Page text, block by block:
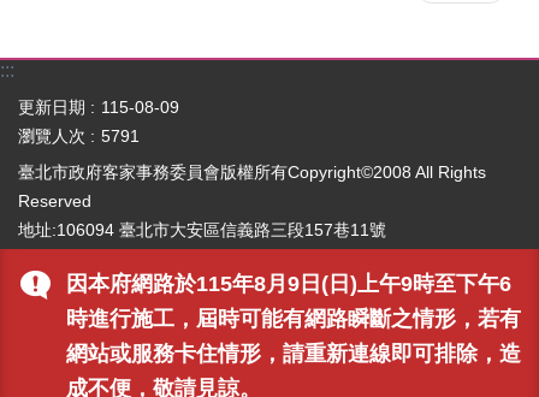
因本府網路於115年8月9日(日)上午9時至下午6
時進行施工，屆時可能有網路瞬斷之情形，若有
網站或服務卡住情形，請重新連線即可排除，造
成不便，敬請見諒。
:::
更新日期
115-08-09
瀏覽人次
5791
臺北市政府客家事務委員會版權所有Copyright©2008 All Rights
Reserved
地址:106094 臺北市大安區信義路三段157巷11號
最佳瀏覽畫面 1024x768 支援 IE6.0 及以上之瀏覽器資料更新:
2017/5/23 09:52:18